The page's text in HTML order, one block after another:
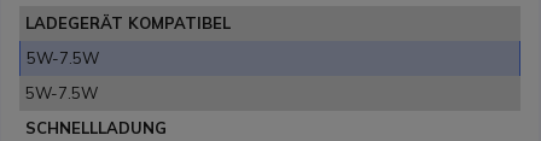
LADEGERÄT KOMPATIBEL
5W-7.5W
5W-7.5W
SCHNELLLADUNG